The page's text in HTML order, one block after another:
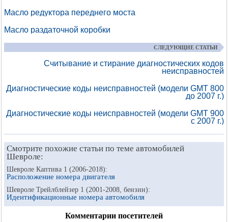
Масло редуктора переднего моста
Масло раздаточной коробки
СЛЕДУЮЩИЕ СТАТЬИ
Считывание и стирание диагностических кодов
неисправностей
Диагностические коды неисправностей (модели GMT 800
до 2007 г.)
Диагностические коды неисправностей (модели GMT 900
с 2007 г.)
Смотрите похожие статьи по теме автомобилей
Шевроле:
Шевроле Каптива 1 (2006-2018):
Расположение номера двигателя
Шевроле Трейлблейзер 1 (2001-2008, бензин):
Идентификационные номера автомобиля
Комментарии посетителей